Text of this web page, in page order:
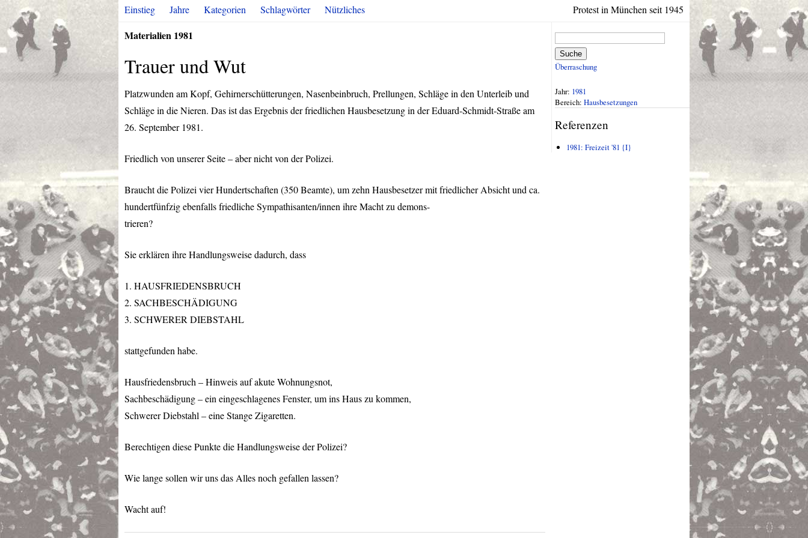
Protest in München seit 1945
Einstieg Jahre Kategorien Schlagwörter Nützliches
Materialien 1981
Trauer und Wut
Platzwunden am Kopf, Gehirnerschütterungen, Nasenbeinbruch, Prellungen, Schläge in den Unterleib und
Schläge in die Nieren. Das ist das Ergebnis der friedlichen Hausbesetzung in der Eduard-Schmidt-Straße am
26. September 1981.
Friedlich von unserer Seite – aber nicht von der Polizei.
Braucht die Polizei vier Hundertschaften (350 Beamte), um zehn Hausbesetzer mit friedlicher Absicht und ca.
hundertfünfzig ebenfalls friedliche Sympathisanten/innen ihre Macht zu demons-
trieren?
Sie erklären ihre Handlungsweise dadurch, dass
1. HAUSFRIEDENSBRUCH
2. SACHBESCHÄDIGUNG
3. SCHWERER DIEBSTAHL
stattgefunden habe.
Hausfriedensbruch – Hinweis auf akute Wohnungsnot,
Sachbeschädigung – ein eingeschlagenes Fenster, um ins Haus zu kommen,
Schwerer Diebstahl – eine Stange Zigaretten.
Berechtigen diese Punkte die Handlungsweise der Polizei?
Wie lange sollen wir uns das Alles noch gefallen lassen?
Wacht auf!
Suche
Überraschung
Jahr: 1981
Bereich: Hausbesetzungen
Referenzen
1981: Freizeit '81 {I}